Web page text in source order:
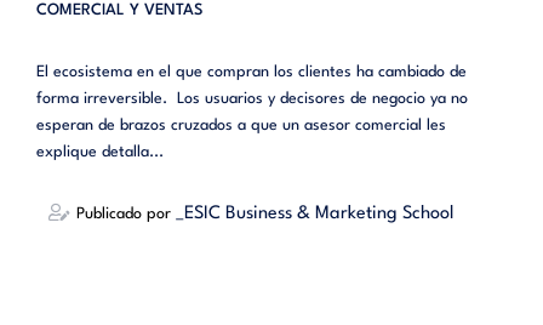
COMERCIAL Y VENTAS
El ecosistema en el que compran los clientes ha cambiado de
forma irreversible. Los usuarios y decisores de negocio ya no
esperan de brazos cruzados a que un asesor comercial les
explique detalla...
Publicado por _ESIC Business & Marketing School